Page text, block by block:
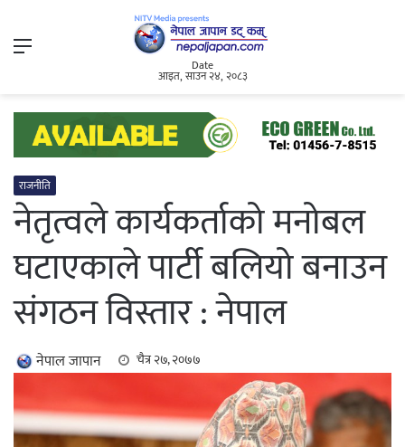
Menu
Date
आइत, साउन २४, २०८३
राजनीति
नेतृत्वले कार्यकर्ताको मनोबल
घटाएकाले पार्टी बलियो बनाउन
संगठन विस्तार : नेपाल
नेपाल जापान चैत्र २७, २०७७